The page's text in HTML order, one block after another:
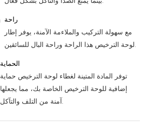
راحة
مع سهولة التركيب والملاءمة الآمنة، يوفر إطار
لوحة الترخيص هذا الراحة وراحة البال للسائقين.
الحماية
توفر المادة المتينة لغطاء لوحة الترخيص حماية
إضافية للوحة الترخيص الخاصة بك، مما يجعلها
آمنة من التلف والتآكل.